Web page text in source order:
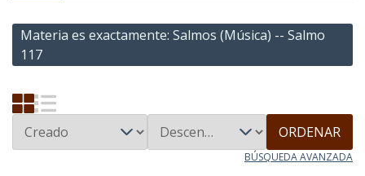
Materia es exactamente Salmos (Música) -- Salmo
117
ORDENAR
BÚSQUEDA AVANZADA